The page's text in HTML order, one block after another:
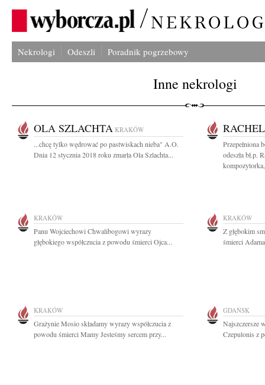
Nekrologi Odeszli Poradnik pogrzebowy
Inne nekrologi
OLA SZLACHTA KRAKÓW
...chcę tylko wędrować po pastwiskach nieba" A.O.
Dnia 12 stycznia 2018 roku zmarła Ola Szlachta...
Przepełniona
odeszła bł.p.
KRAKÓW
Panu Wojciechowi Chwalibogowi wyrazy
głębokiego współczucia z powodu śmierci Ojca...
KRAKÓW
Z głębokim
śmierci
KRAKÓW
Grażynie Mosio składamy wyrazy współczucia z
powodu śmierci Mamy Jesteśmy sercem przy...
GDAŃSK
Najszczersze
Czepulonis z